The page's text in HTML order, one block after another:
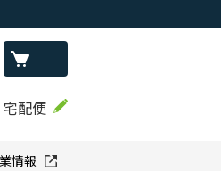
宅配便
情報